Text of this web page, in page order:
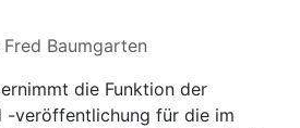
Fred Baumgarten
die Funktion der
-veröffentlichung für die im